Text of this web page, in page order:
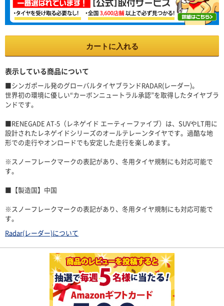
カートに入れる
表示している商品について
■シンガポール発のグローバルタイヤブランドRADAR(レーダー)。
世界初の環境に優しい“カーボンニュートラル承認”を取得したタイヤブラ
ンドです。
■RENEGADE AT-5（レネゲイド エーティーファイブ）は、SUVやLT用に
設計されたレネゲイドシリーズのオールテレーンタイヤです。過酷な地
形での走行やオンロードでも安定した走行を楽しめます。
※スノーフレークマークの表記があり、冬用タイヤ規制にも対応可能で
す。
■【製造国】中国
※スノーフレークマークの表記があり、冬用タイヤ規制にも対応可能で
す。
Radar(レーダー)について